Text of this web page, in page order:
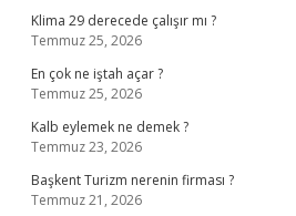
Klima 29 derecede çalışır mı ?
Temmuz 25, 2026
En çok ne iştah açar ?
Temmuz 25, 2026
Kalb eylemek ne demek ?
Temmuz 23, 2026
Başkent Turizm nerenin firması ?
Temmuz 21, 2026